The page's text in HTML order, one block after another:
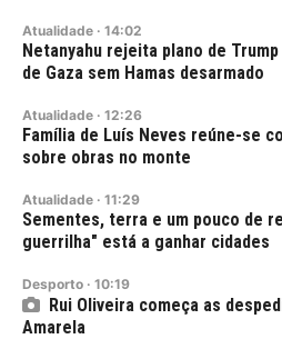
Atualidade · 14:02
Netanyahu rejeita plano de
de Gaza sem Hamas desarmado
Atualidade · 12:26
Família de Luís Neves reúne-se
sobre obras no monte
Atualidade · 11:29
Sementes, terra e um pouco de
guerrilha" está a ganhar cidades
Desporto · 10:19
Rui Oliveira começa as
Amarela